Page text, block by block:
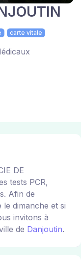
carte vitale
DE
tests PCR,
Afin de
dimanche et si
invitons à
de Danjoutin.